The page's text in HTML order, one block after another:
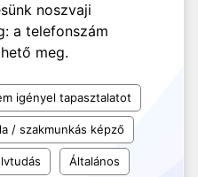
noszvaji
a telefonszám
meg.
igényel tapasztalatot
/ szakmunkás képző
Általános